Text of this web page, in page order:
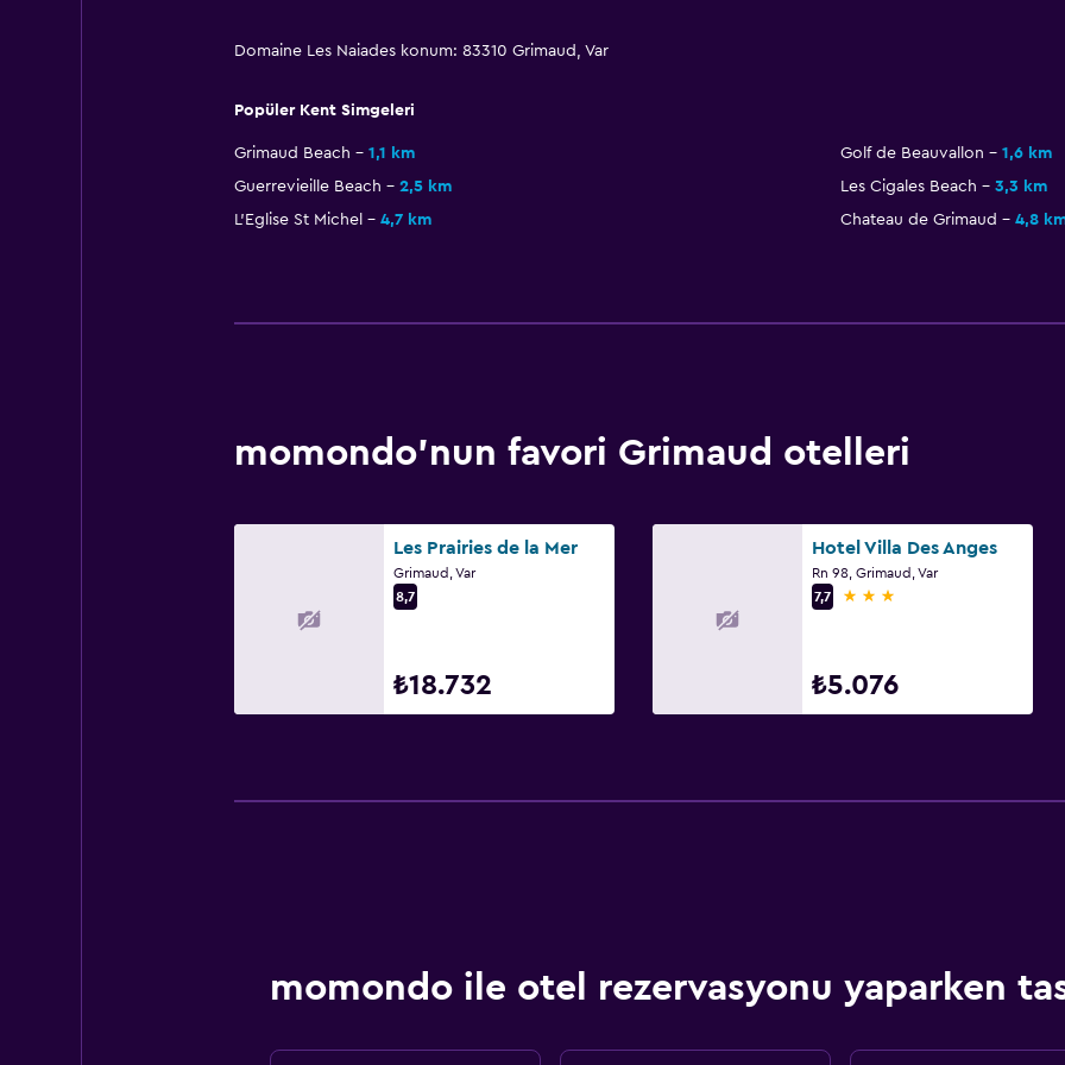
Domaine Les Naiades konum: 83310 Grimaud, Var
Popüler Kent Simgeleri
Grimaud Beach 1,1 km Golf de Beauvallon
1,6 km
Guerrevieille Beach
2,5 km Les Cigales Beach
3,3 km
L'Eglise St Michel
4,7 km Chateau de Grimaud 4,8
momondo'nun favori Grimaud otelleri
Les Prairies de la Mer
Grimaud, Var
8,7
₺18.732
Hotel Villa Des Anges
Rn 98, Grimaud, Var
7,7
3 yıldız
₺5.076
momondo ile otel rezervasyonu yaparken